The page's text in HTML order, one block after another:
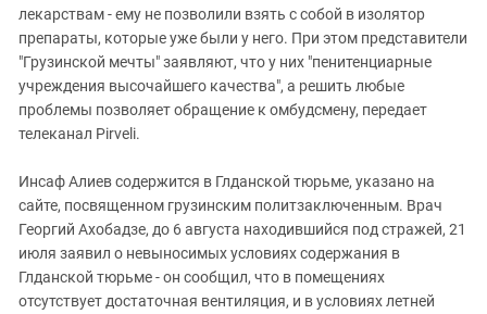
лекарствам - ему не позволили взять с собой в изолятор
препараты, которые уже были у него. При этом представители
"Грузинской мечты" заявляют, что у них "пенитенциарные
учреждения высочайшего качества", а решить любые
проблемы позволяет обращение к омбудсмену, передает
телеканал Pirveli.
Инсаф Алиев содержится в Глданской тюрьме, указано на
сайте, посвященном грузинским политзаключенным. Врач
Георгий Ахобадзе, до 6 августа находившийся под стражей, 21
июля заявил о невыносимых условиях содержания в
Глданской тюрьме - он сообщил, что в помещениях
отсутствует достаточная вентиляция, и в условиях летней